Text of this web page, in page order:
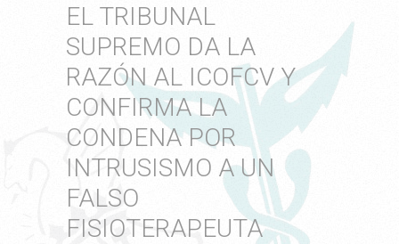
EL TRIBUNAL
SUPREMO DA LA
RAZÓN AL ICOFCV Y
CONFIRMA LA
CONDENA POR
INTRUSISMO A UN
FALSO
FISIOTERAPEUTA